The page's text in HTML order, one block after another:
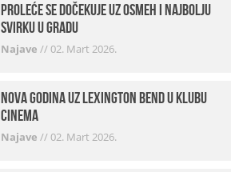
Proleće se dočekuje uz osmeh i najbolju
svirku u gradu
Najave //02. Mart 2026.
Nova godina uz Lexington bend u klubu
Cinema
Najave //02. Mart 2026.